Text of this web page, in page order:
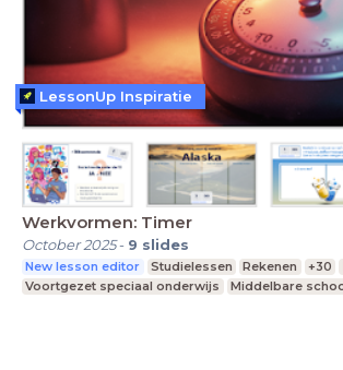
Werkvormen: Timer
October 2025- 9 slides
New lesson editor Studielessen Rekenen +30
Voortgezet speciaal onderwijs
Middelbare
LessonUp Inspiratie